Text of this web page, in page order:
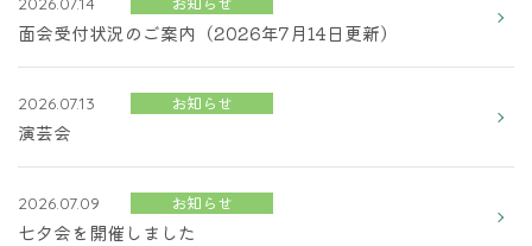
面会受付状況のご案内（2026年7月14日更新）
2026.07.13 お知らせ
演芸会
2026.07.09 お知らせ
七夕会を開催しました